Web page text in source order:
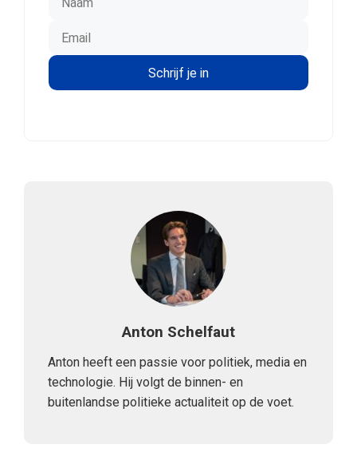
Anton Schelfaut
Anton heeft een passie voor politiek, media en
technologie. Hij volgt de binnen- en
buitenlandse politieke actualiteit op de voet.